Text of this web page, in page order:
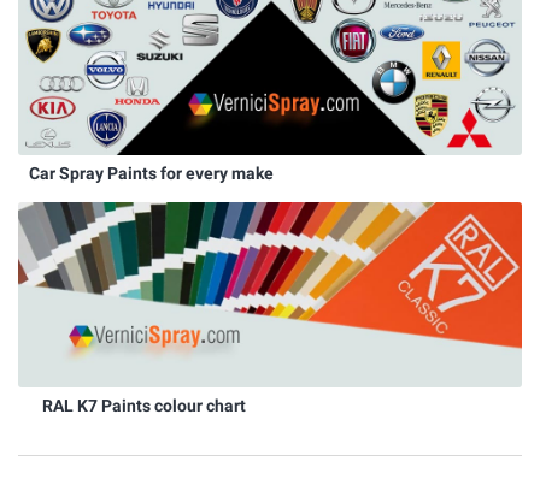
Car Spray Paints for every make
RAL K7 Paints colour chart